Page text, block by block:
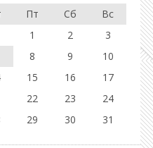
Пт Сб
Вс
1
2
3
8 9
10
15 16
17
22 23
24
29 30 31